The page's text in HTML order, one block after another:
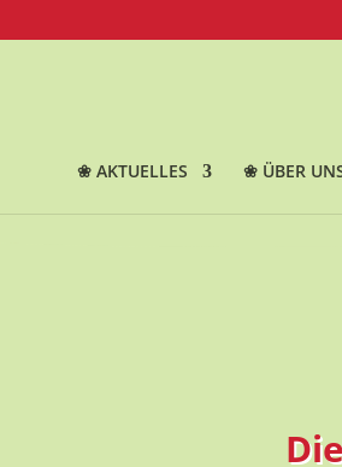
❀ AKTUELLES ❀ ÜBER